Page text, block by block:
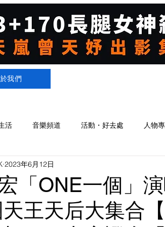
我們
活 音樂頻道 活動・好去處 人物
宏「ONE一個」
王天后大集合
2023年6月12日